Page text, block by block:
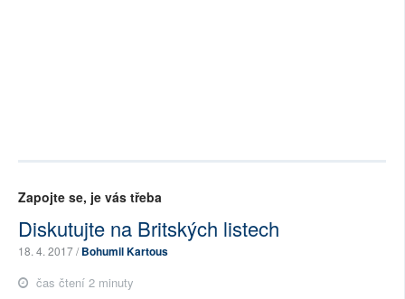
Zapojte se, je vás třeba
Diskutujte na Britských listech
18. 4. 2017 /Bohumil Kartous
čas čtení 2 minuty